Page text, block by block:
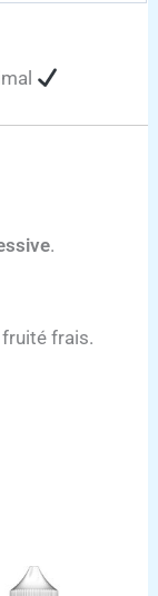
.
frais.